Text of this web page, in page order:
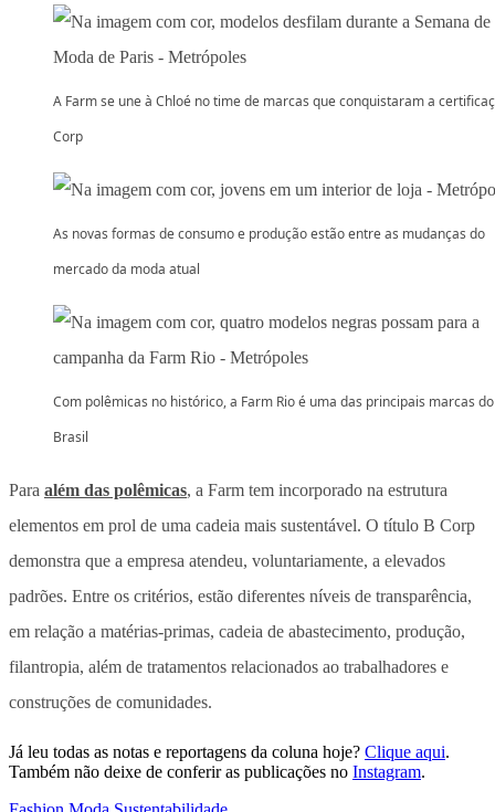
A Farm se une à Chloé no time de marcas que conquistaram a
Corp
As novas formas de consumo e produção estão entre as mudanças do
mercado da moda atual
Com polêmicas no histórico, a Farm Rio é uma das principais marcas do
Brasil
Para além das polêmicas, a Farm tem incorporado na estrutura
elementos em prol de uma cadeia mais sustentável. O título B Corp
demonstra que a empresa atendeu, voluntariamente, a elevados
padrões. Entre os critérios, estão diferentes níveis de transparência,
em relação a matérias-primas, cadeia de abastecimento, produção,
filantropia, além de tratamentos relacionados ao trabalhadores e
construções de comunidades.
Já leu todas as notas e reportagens da coluna hoje? Clique aqui.
Também não deixe de conferir as publicações no Instagram.